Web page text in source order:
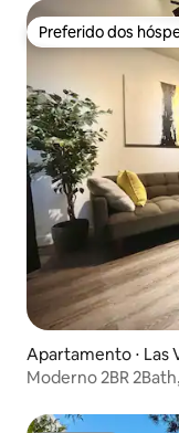
Preferido dos
Preferido dos
Apartamento ⋅ Las
Moderno 2BR